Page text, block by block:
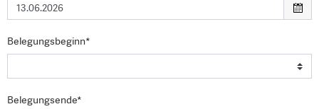
Belegungsbeginn*
Belegungsende*